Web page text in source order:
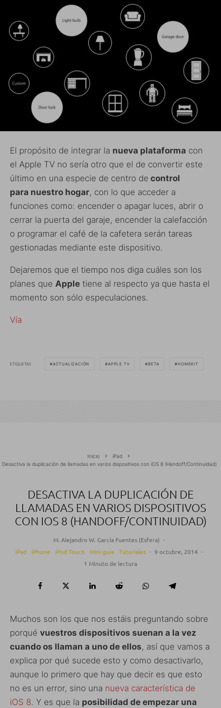
El propósito de integrar la nueva plataforma con
el Apple TV no sería otro que el de convertir este
último en una especie de centro de control
para nuestro hogar, con lo que acceder a
funciones como: encender o apagar luces, abrir o
cerrar la puerta del garaje, encender la calefacción
o programar el café de la cafetera serán tareas
gestionadas mediante este dispositivo.
Dejaremos que el tiempo nos diga cuáles son los
planes que Apple tiene al respecto ya que hasta el
momento son sólo especulaciones.
Vía
ETIQUETAS ACTUALIZACIÓN APPLE TV BETA HOMEKIT
Inicio
iPad
Desactiva la duplicación de llamadas en varios dispositivos con iOS 8 (Handoff/Continuidad)
DESACTIVA LA DUPLICACIÓN DE
LLAMADAS EN VARIOS DISPOSITIVOS
CON IOS 8 (HANDOFF/CONTINUIDAD)
M. Alejandro W. García Fuentes (Esfera) ·
iPad
iPhone iPod Touch Mini guía Tutoriales · 9 octubre, 2014 ·
1 Minuto de lectura
Muchos son los que nos estáis preguntando sobre
porqué vuestros dispositivos suenan a la vez
cuando os llaman a uno de ellos, así que vamos a
explica por qué sucede esto y como desactivarlo,
aunque lo primero que hay que decir es que esto
no es un error, sino una nueva característica de
iOS 8. Y es que la posibilidad de empezar una